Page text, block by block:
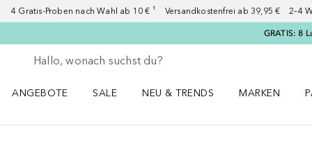
4 Gratis-Proben nach Wahl ab 10 € ¹ Versandkostenfrei ab 39,95 € 2–4
GRATIS: 8
Gehe zurück
Suche ausführen
ANGEBOTE
SALE
NEU & TRENDS
MARKEN